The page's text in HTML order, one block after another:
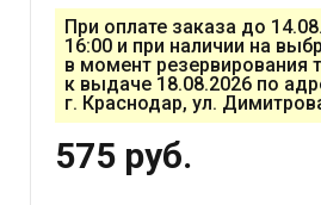
При оплате заказа до
16:00 и при наличии на
в момент резервирования
к выдаче 18.08.2026 по
г. Краснодар, ул.
575 руб.